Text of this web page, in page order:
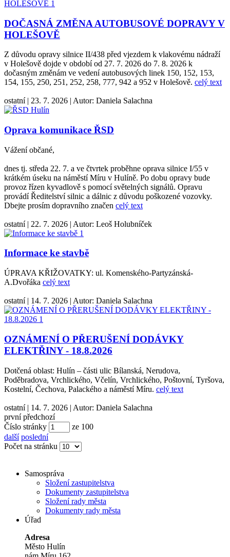
DOČASNÁ ZMĚNA AUTOBUSOVÉ DOPRAVY V
HOLEŠOVĚ
Z důvodu opravy silnice II/438 před vjezdem k vlakovému nádraží
v Holešově dojde v období od 27. 7. 2026 do 7. 8. 2026 k
dočasným změnám ve vedení autobusových linek 150, 152, 153,
154, 155, 250, 251, 252, 258, 777, 942 a 952 v Holešově. celý text
ostatní | 23. 7. 2026 | Autor: Daniela Salachna
Oprava komunikace ŘSD
Vážení občané,
dnes tj. středa 22. 7. a ve čtvrtek proběhne oprava silnice I/55 v
krátkém úseku na náměstí Míru v Hulíně. Po dobu opravy bude
provoz řízen kyvadlově s pomocí světelných signálů. Opravu
provádí Ředitelství silnic a dálnic z důvodu poškozené vozovky.
Dbejte prosím dopravního značen celý text
ostatní | 22. 7. 2026 | Autor: Leoš Holubníček
Informace ke stavbě
ÚPRAVA KŘIŽOVATKY: ul. Komenského-Partyzánská-
A.Dvořáka celý text
ostatní | 14. 7. 2026 | Autor: Daniela Salachna
OZNÁMENÍ O PŘERUŠENÍ DODÁVKY
ELEKTŘINY - 18.8.2026
Dotčená oblast: Hulín – části ulic Bílanská, Nerudova,
Poděbradova, Vrchlického, Včelín, Vrchlického, Poštovní, Tyršova,
Kostelní, Čechova, Palackého a náměstí Míru. celý text
ostatní | 14. 7. 2026 | Autor: Daniela Salachna
první předchozí
Číslo stránky
ze 100
další poslední
Počet na stránku
Samospráva
Složení zastupitelstva
Dokumenty zastupitelstva
Složení rady města
Dokumenty rady města
Úřad
Adresa
Město Hulín